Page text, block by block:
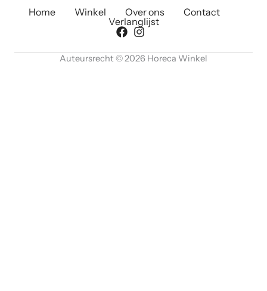
Home Winkel Over ons
Contact
Verlanglijst
Auteursrecht © 2026 Horeca Winkel